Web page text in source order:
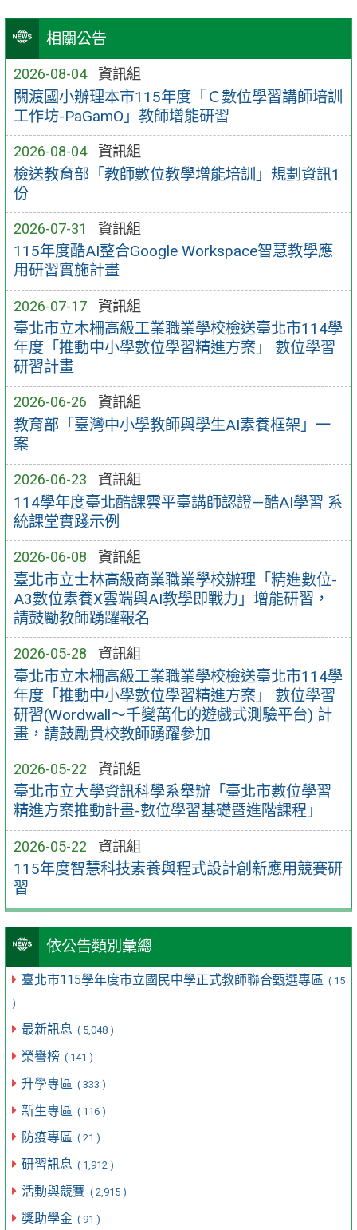
相關公告
2026-08-04 資訊組
關渡國小辦理本市115年度「Ｃ數位學習講師培訓
工作坊-PaGamO」教師增能研習
2026-08-04 資訊組
檢送教育部「教師數位教學增能培訓」規劃資訊1
份
2026-07-31 資訊組
115年度酷AI整合Google Workspace智慧教學應
用研習實施計畫
2026-07-17 資訊組
臺北市立木柵高級工業職業學校檢送臺北市114學
年度「推動中小學數位學習精進方案」 數位學習
研習計畫
2026-06-26 資訊組
教育部「臺灣中小學教師與學生AI素養框架」一
案
2026-06-23 資訊組
114學年度臺北酷課雲平臺講師認證—酷AI學習 系
統課堂實踐示例
2026-06-08 資訊組
臺北市立士林高級商業職業學校辦理「精進數位-
A3數位素養X雲端與AI教學即戰力」增能研習，
請鼓勵教師踴躍報名
2026-05-28 資訊組
臺北市立木柵高級工業職業學校檢送臺北市114學
年度「推動中小學數位學習精進方案」 數位學習
研習(Wordwall～千變萬化的遊戲式測驗平台) 計
畫，請鼓勵貴校教師踴躍參加
2026-05-22 資訊組
臺北市立大學資訊科學系舉辦「臺北市數位學習
精進方案推動計畫-數位學習基礎暨進階課程」
2026-05-22 資訊組
115年度智慧科技素養與程式設計創新應用競賽研
習
依公告類別彙總
臺北市115學年度市立國民中學正式教師聯合甄選專區 ( 15
)
最新訊息 ( 5,048 )
榮譽榜 ( 141 )
升學專區 ( 333 )
新生專區 ( 116 )
防疫專區 ( 21 )
研習訊息 ( 1,912 )
活動與競賽 ( 2,915 )
獎助學金 ( 91 )